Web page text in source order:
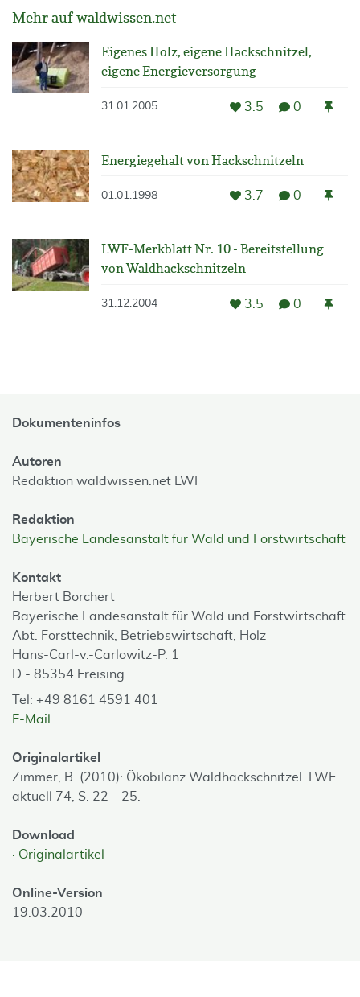
Mehr auf waldwissen.net
Eigenes Holz, eigene Hackschnitzel,
eigene Energieversorgung
31.01.2005 3.5 0
Energiegehalt von Hackschnitzeln
01.01.1998 3.7 0
LWF-Merkblatt Nr. 10 - Bereitstellung
von Waldhackschnitzeln
31.12.2004 3.5 0
Dokumenteninfos
Autoren
Redaktion waldwissen.net LWF
Redaktion
Bayerische Landesanstalt für Wald und Forstwirtschaft
Kontakt
Herbert Borchert
Bayerische Landesanstalt für Wald und Forstwirtschaft
Abt. Forsttechnik, Betriebswirtschaft, Holz
Hans-Carl-v.-Carlowitz-P. 1
D - 85354 Freising
Tel: +49 8161 4591 401
E-Mail
Originalartikel
Zimmer, B. (2010): Ökobilanz Waldhackschnitzel. LWF
aktuell 74, S. 22 – 25.
Download
Originalartikel
Online-Version
19.03.2010